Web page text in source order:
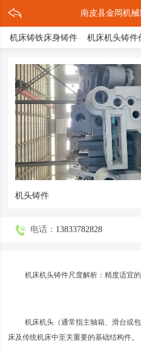
南皮县金岡机械
机床铸铁床身铸件 机床机头铸件
机床底座的结构 机头铸件 灰铁床
球形立柱 机床铸件5 机床导轨3
压铸缩孔原因解决措施 球铁铸造三
机床底座是什么 轴承支架 箱体
球体磨床 机床铸铁 球铁铸件介绍
机头铸件
电话： 13833782828
机床机头铸件尺度解析：精度适宜
机床机头（通常指主轴箱、滑台或
床及传统机床中至关重要的基础结构件。